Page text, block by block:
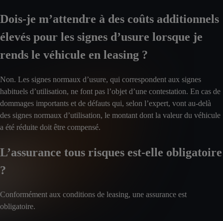
Dois-je m’attendre à des coûts additionnels
élevés pour les signes d’usure lorsque je
rends le véhicule en leasing ?
Non. Les signes normaux d’usure, qui correspondent aux signes
habituels d’utilisation, ne font pas l’objet d’une contestation. En cas de
dommages importants et de défauts qui, selon l’expert, vont au-delà
des signes normaux d’utilisation, le montant dont la valeur du véhicule
a été réduite doit être compensé.
L’assurance tous risques est-elle obligatoire
?
Conformément aux conditions de leasing, une assurance est
obligatoire.